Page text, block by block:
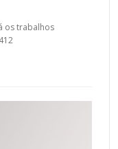
os trabalhos